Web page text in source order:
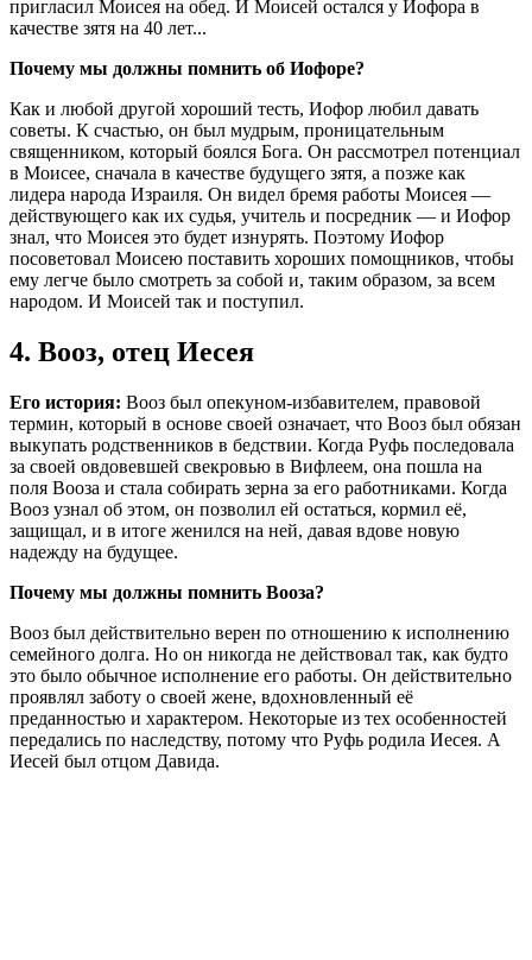
пригласил Моисея на обед. И Моисей остался у Иофора в
качестве зятя на 40 лет...
Почему мы должны помнить об Иофоре?
Как и любой другой хороший тесть, Иофор любил давать
советы. К счастью, он был мудрым, проницательным
священником, который боялся Бога. Он рассмотрел потенциал
в Моисее, сначала в качестве будущего зятя, а позже как
лидера народа Израиля. Он видел бремя работы Моисея —
действующего как их судья, учитель и посредник — и Иофор
знал, что Моисея это будет изнурять. Поэтому Иофор
посоветовал Моисею поставить хороших помощников, чтобы
ему легче было смотреть за собой и, таким образом, за всем
народом. И Моисей так и поступил.
4. Вооз, отец Иесея
Его история: Вооз был опекуном-избавителем, правовой
термин, который в основе своей означает, что Вооз был обязан
выкупать родственников в бедствии. Когда Руфь последовала
за своей овдовевшей свекровью в Вифлеем, она пошла на
поля Вооза и стала собирать зерна за его работниками. Когда
Вооз узнал об этом, он позволил ей остаться, кормил её,
защищал, и в итоге женился на ней, давая вдове новую
надежду на будущее.
Почему мы должны помнить Вооза?
Вооз был действительно верен по отношению к исполнению
семейного долга. Но он никогда не действовал так, как будто
это было обычное исполнение его работы. Он действительно
проявлял заботу о своей жене, вдохновленный её
преданностью и характером. Некоторые из тех особенностей
передались по наследству, потому что Руфь родила Иесея. А
Иесей был отцом Давида.